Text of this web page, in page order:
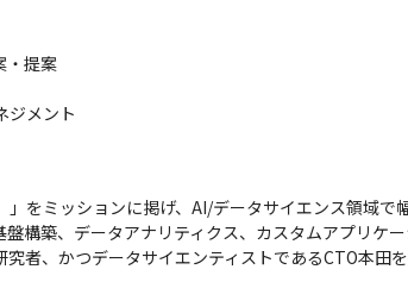
・提案
ジメント
をミッションに掲げ、AI/データサイエンス領域で
構築、データアナリティクス、カスタムアプリケ
者、かつデータサイエンティストであるCTO本田